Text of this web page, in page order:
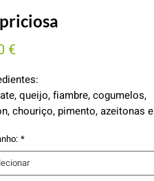
€Preço
queijo, fiambre, cogumelos,
chouriço, pimento, azeitonas e
*